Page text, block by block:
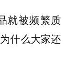
就被频繁质
什么大家还